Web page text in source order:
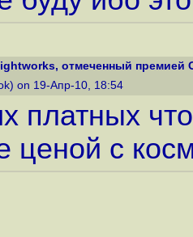
отмеченный премией
on 19-Апр-10, 18:54
платных
ценой с